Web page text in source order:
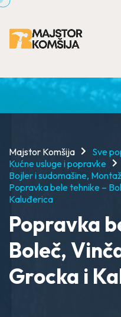
Majstor Komšija
Sve
Kućne usluge i popravke
Bojler i sudomašine,
Popravka bele tehnike –
Kaluđerica
Popravka
Boleč,
Grocka i